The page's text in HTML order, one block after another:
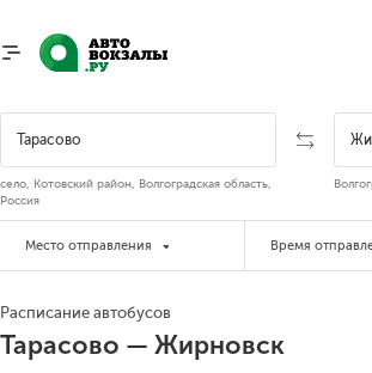
село, Котовский район, Волгоградская область,
Россия
Место отправления Время
Расписание автобусов
Тарасово — Жирновск